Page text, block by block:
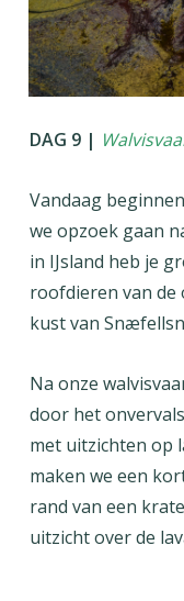
DAG 9 |
Vandaag
we opzoek gaan
in IJsland heb je
roofdieren van de
kust van
Na onze
door het
met uitzichten op
maken we een
rand van een
uitzicht over de